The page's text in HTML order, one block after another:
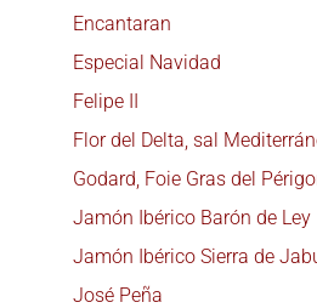
Encantaran
Especial Navidad
Felipe II
Flor del Delta, sal
Godard, Foie Gras del
Jamón Ibérico Barón de Ley
Jamón Ibérico Sierra de
José Peña